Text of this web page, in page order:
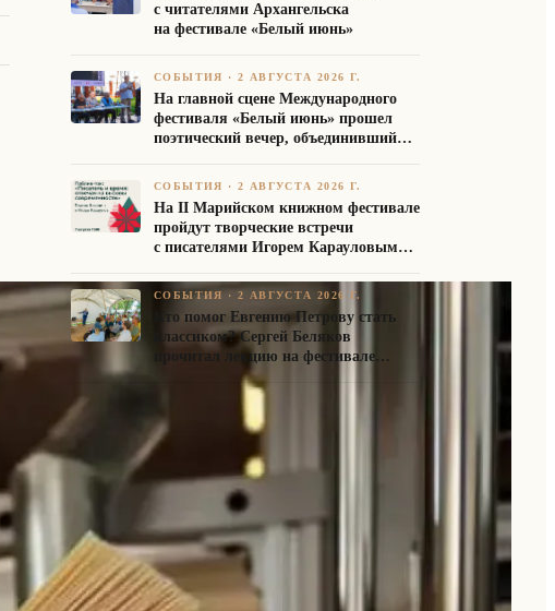
с читателями Архангельска
на фестивале «Белый июнь»
СОБЫТИЯ ·2 АВГУСТА 2026 Г.
На главной сцене Международного
фестиваля «Белый июнь» прошел
поэтический вечер, объединивший
СОБЫТИЯ ·2 АВГУСТА 2026 Г.
На II Марийском книжном фестивале
пройдут творческие встречи
с писателями Игорем Карауловым
СОБЫТИЯ ·2 АВГУСТА 2026 Г.
Кто помог Евгению Петрову стать
классиком? Сергей Беляков
прочитал лекцию на фестивале
«Белый июнь»